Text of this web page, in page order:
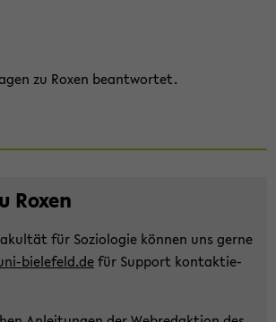
zu Roxen be­ant­wor­tet.
Roxen
für So­zio­lo­gie kön­nen uns gerne
​bielefeld.defür Sup­port kon­tak­tie­